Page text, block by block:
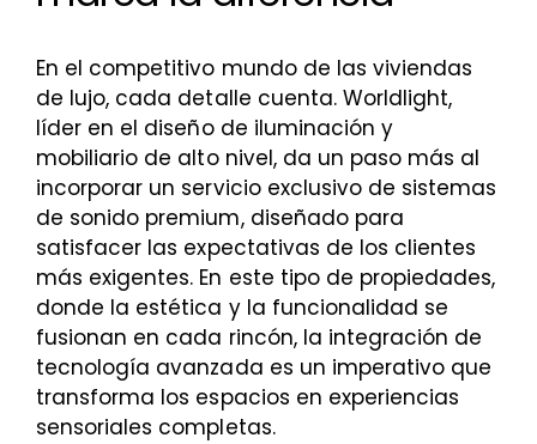
En el competitivo mundo de las viviendas
de lujo, cada detalle cuenta. Worldlight,
líder en el diseño de iluminación y
mobiliario de alto nivel, da un paso más al
incorporar un servicio exclusivo de sistemas
de sonido premium, diseñado para
satisfacer las expectativas de los clientes
más exigentes. En este tipo de propiedades,
donde la estética y la funcionalidad se
fusionan en cada rincón, la integración de
tecnología avanzada es un imperativo que
transforma los espacios en experiencias
sensoriales completas.